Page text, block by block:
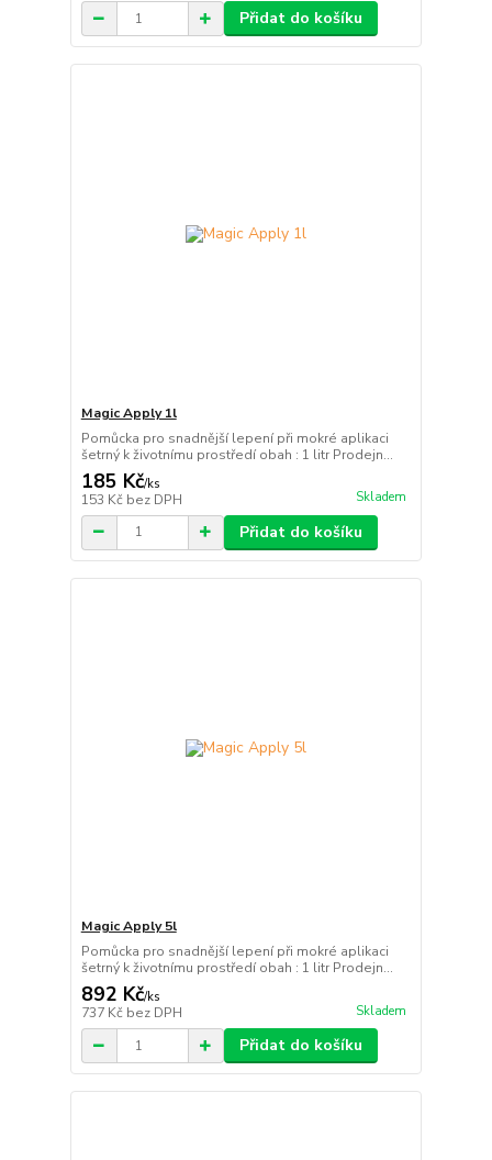
Přidat do košíku
Magic Apply 1l
Pomůcka pro snadnější lepení při mokré aplikaci
šetrný k životnímu prostředí obah : 1 litr Prodejn...
185 Kč/ks
153 Kč bez DPH Skladem
Přidat do košíku
Magic Apply 5l
Pomůcka pro snadnější lepení při mokré aplikaci
šetrný k životnímu prostředí obah : 1 litr Prodejn...
892 Kč/ks
737 Kč bez DPH Skladem
Přidat do košíku